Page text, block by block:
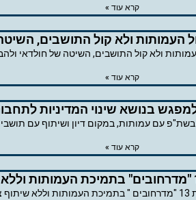
קרא עוד »
העמותות ולא קול התושבים,
העמותות ולא קול התושבים, השיטה של חולדאי
קרא עוד »
בנושא שינוי המדיניות
בשת"פ עם עמותות, במקום דיון ושיתוף עם תושבי
קרא עוד »